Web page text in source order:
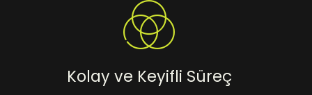
Kolay ve Keyifli Süreç